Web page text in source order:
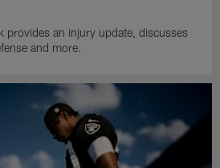
provides an injury update, discusses
and more.